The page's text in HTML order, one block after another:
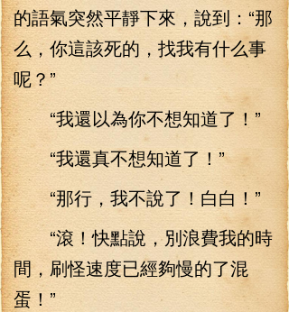
的語氣突然平靜下來，說到：“那
么，你這該死的，找我有什么事
呢？”
“我還以為你不想知道了！”
“我還真不想知道了！”
“那行，我不說了！白白！”
“滾！快點說，別浪費我的時
間，刷怪速度已經夠慢的了混
蛋！”